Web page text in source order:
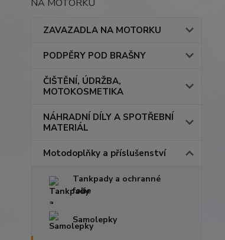
NA MOTORKU
ZAVAZADLA NA MOTORKU
PODPĚRY POD BRAŠNY
ČIŠTĚNÍ, ÚDRŽBA,
MOTOKOSMETIKA
NÁHRADNÍ DÍLY A SPOTŘEBNÍ
MATERIÁL
Motodoplňky a příslušenství
Tankpady a ochranné
folie
Samolepky